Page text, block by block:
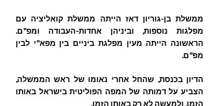
ממשלת בן-גוריון דאז הייתה ממשלת קואליציה עם
מפלגות נוספות, וביניהן אחדות-העבודה ומפ"ם.
הראשונה הייתה מעין מפלגת ביניים בין מפא"י לבין
מפ"ם.
הדיון בכנסת, שהחל אחרי נאומו של ראש הממשלה,
הצביע על דמותה של המפה הפוליטית בישראל באותו
הזמן, ולמעשה לא רק באותו הזמן.